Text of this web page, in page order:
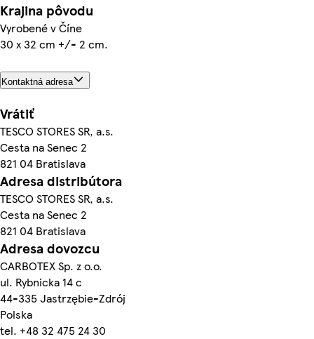
Krajina pôvodu
Vyrobené v Číne
30 x 32 cm +/- 2 cm.
Kontaktná adresa
Vrátiť
TESCO STORES SR, a.s.
Cesta na Senec 2
821 04 Bratislava
Adresa distribútora
TESCO STORES SR, a.s.
Cesta na Senec 2
821 04 Bratislava
Adresa dovozcu
CARBOTEX Sp. z o.o.
ul. Rybnicka 14 c
44-335 Jastrzębie-Zdrój
Polska
tel. +48 32 475 24 30